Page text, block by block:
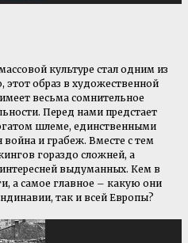
культуре стал одним из
этот образ в художественной
весьма сомнительное
Перед нами предстает
шлеме, единственными
война и грабеж. Вместе с тем
гораздо сложней, а
выдуманных. Кем в
а самое главное – какую они
так и всей Европы?